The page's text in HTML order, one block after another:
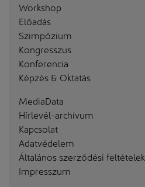
Workshop
Előadás
Szimpózium
Kongresszus
Konferencia
Képzés & Oktatás
MediaData
Hírlevél-archívum
Kapcsolat
Adatvédelem
Általános szerződési feltételek
Impresszum